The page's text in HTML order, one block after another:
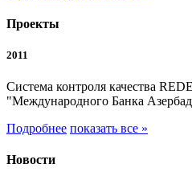
Проекты
2011
Система контроля качества
"Международного Банка
Подробнее показать все »
Новости